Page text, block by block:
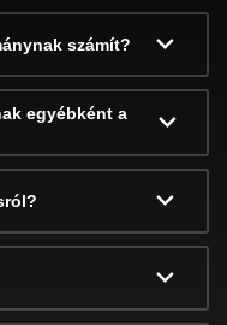
számít?
egyébként a